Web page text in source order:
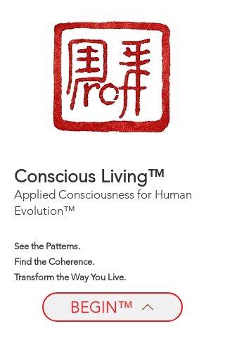
Conscious Living™
Applied Consciousness for Human
Evolution™
See the Patterns.
Find the Coherence.
Transform the Way You Live.
BEGIN™